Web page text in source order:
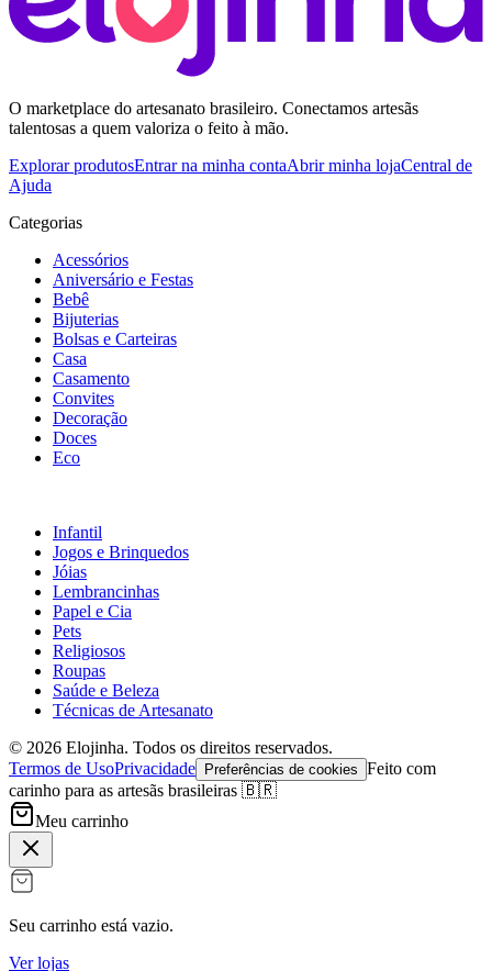
O marketplace do artesanato brasileiro. Conectamos artesãs
talentosas a quem valoriza o feito à mão.
Explorar produtosEntrar na minha contaAbrir minha lojaCentral de
Ajuda
Categorias
Acessórios
Aniversário e Festas
Bebê
Bijuterias
Bolsas e Carteiras
Casa
Casamento
Convites
Decoração
Doces
Eco
Infantil
Jogos e Brinquedos
Jóias
Lembrancinhas
Papel e Cia
Pets
Religiosos
Roupas
Saúde e Beleza
Técnicas de Artesanato
© 2026 Elojinha. Todos os direitos reservados.
Termos de UsoPrivacidade Preferências de cookies Feito com
carinho para as artesãs brasileiras 🇧🇷
Meu carrinho
Seu carrinho está vazio.
Ver lojas